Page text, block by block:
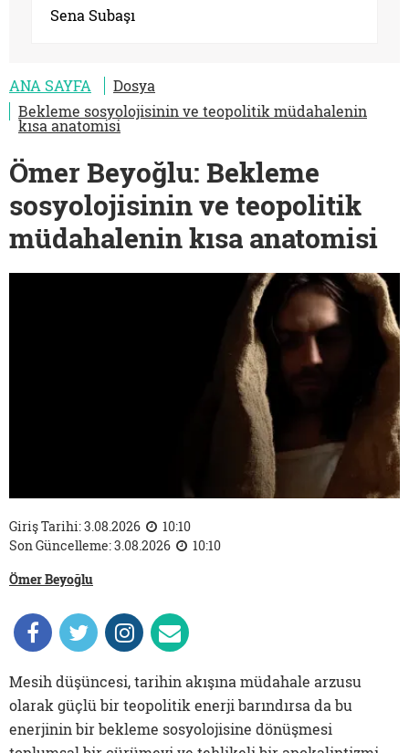
Sena Subaşı
ANA SAYFA
Dosya
Bekleme sosyolojisinin ve teopolitik müdahalenin
kısa anatomisi
Ömer Beyoğlu: Bekleme
sosyolojisinin ve teopolitik
müdahalenin kısa anatomisi
Giriş Tarihi: 3.08.2026
10:10
Son Güncelleme: 3.08.2026
10:10
Ömer Beyoğlu
Mesih düşüncesi, tarihin akışına müdahale arzusu
olarak güçlü bir teopolitik enerji barındırsa da bu
enerjinin bir bekleme sosyolojisine dönüşmesi